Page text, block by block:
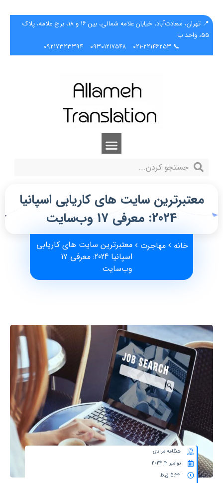
📍 تهران، سعادت‌آباد، خیابان علامه شمالی، بین ۱۶ و ۱۸، برج علامه، پلاک
۵۵، واحد ب
📞 ۰۲۱-۲۲۱۴۶۲۵۳
۰۹۳۰۱۲۱۷۵۴۸ ۰۹۲۱۷۳۲۳۳۹۴
معتبرترین سایت ‌های کاریابی اسپانیا
2024: معرفی 17 وب‌سایت
خانه مهاجرت
معتبرترین سایت ‌های کاریابی
اسپانیا 2024: معرفی 17
وب‌سایت
هنگامه مرادی
نوامبر 12, 2024
5:32 ق.ظ